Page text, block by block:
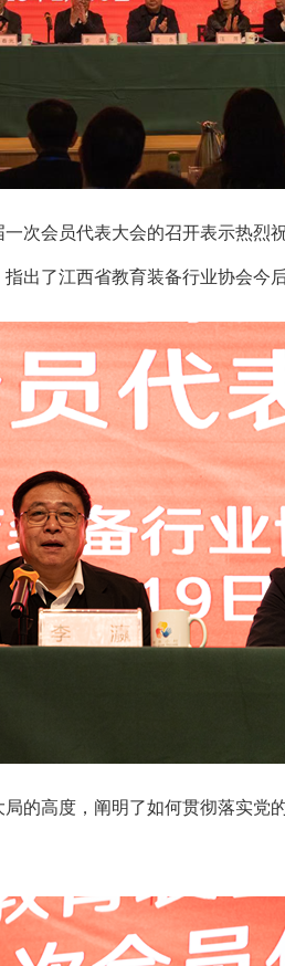
会员代表大会的召开表示热烈
出了江西省教育装备行业协会今
高度，阐明了如何贯彻落实党